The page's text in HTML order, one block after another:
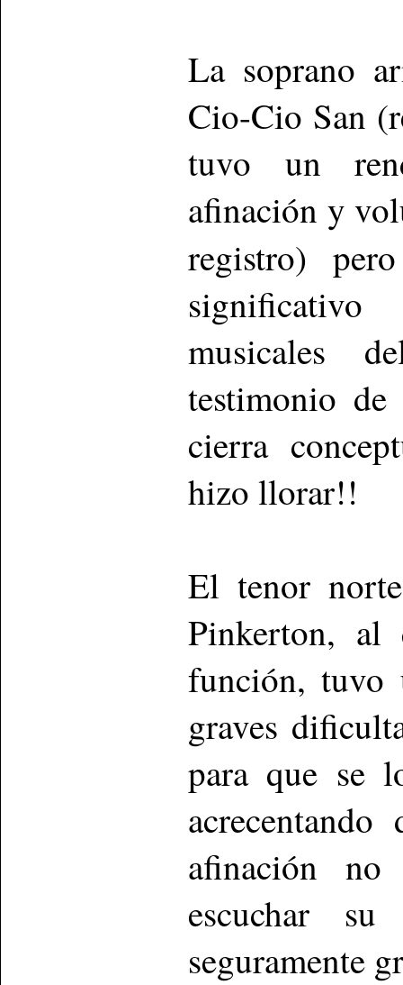
La soprano
Cio-Cio San
tuvo un
afinación y
registro)
musicales
testimonio
cierra
hizo llorar!!
El tenor
Pinkerton, al
función, tuvo
graves
para que se
afinación no
escuchar
seguramente